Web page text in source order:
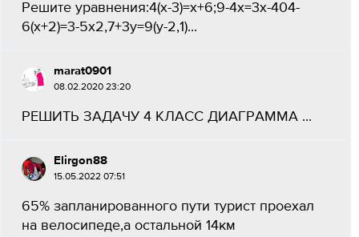
Решите уравнения:4(х-3)=х+6;9-4х=3х-404-
6(х+2)=3-5х2,7+3у=9(у-2,1)​...
marat0901
08.02.2020 23:20
РЕШИТЬ ЗАДАЧУ 4 КЛАСС ДИАГРАММА ​...
Elirgon88
15.05.2022 07:51
65% запланированного пути турист проехал
на велосипеде,а остальной 14км